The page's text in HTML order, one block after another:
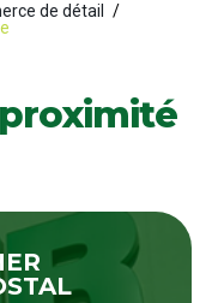
de détail
/